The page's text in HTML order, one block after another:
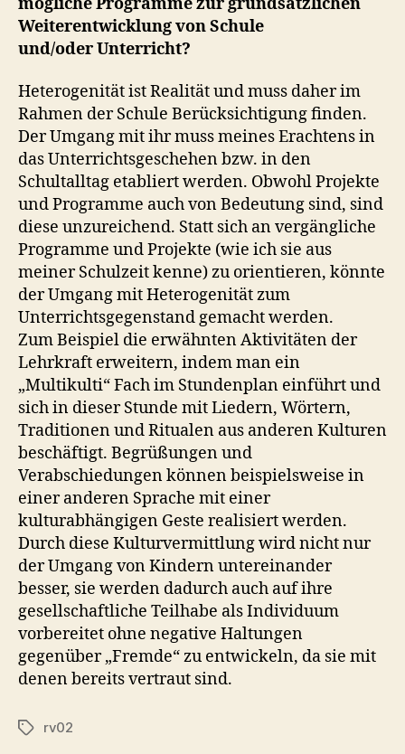
Weiterentwicklung von Schule
und/oderUnterricht?
Heterogenität ist Realität und muss daher im
Rahmen der Schule Berücksichtigung finden.
Der Umgang mit ihr muss meines Erachtens in
das Unterrichtsgeschehen bzw. in den
Schultalltag etabliert werden. Obwohl Projekte
und Programme auch von Bedeutung sind, sind
diese unzureichend. Statt sich an vergängliche
Programme und Projekte (wie ich sie aus
meiner Schulzeit kenne) zu orientieren, könnte
der Umgang mit Heterogenität zum
Unterrichtsgegenstand gemacht werden.
Zum Beispiel die erwähnten Aktivitäten der
Lehrkraft erweitern, indem man ein
„Multikulti“ Fach im Stundenplan einführt und
sich in dieser Stunde mit Liedern, Wörtern,
Traditionen und Ritualen aus anderen Kulturen
beschäftigt. Begrüßungen und
Verabschiedungen können beispielsweise in
einer anderen Sprache mit einer
kulturabhängigen Geste realisiert werden.
Durch diese Kulturvermittlung wird nicht nur
der Umgang von Kindern untereinander
besser, sie werden dadurch auch auf ihre
gesellschaftliche Teilhabe als Individuum
vorbereitet ohne negative Haltungen
gegenüber „Fremde“ zu entwickeln, da sie mit
denen bereits vertraut sind.
Schlagwörter
rv02